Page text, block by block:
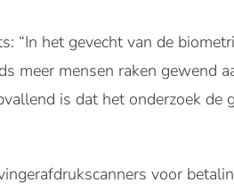
“In het gevecht van de
meer mensen raken gewend
is dat het onderzoek de
voor